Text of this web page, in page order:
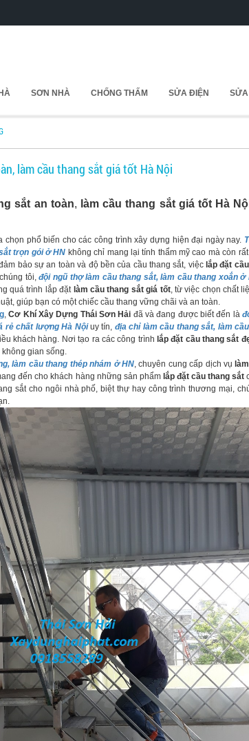
SƠN NHÀ CHỐNG THẤM SỬA ĐIỆN
làm cầu thang sắt giá tốt Hà Nội
sắt an toàn, làm cầu thang sắt giá tốt Hà
phổ biến cho các công trình xây dựng hiện đại ngày nay.
trọn gói ở HN không chỉ mang lại tính thẩm mỹ cao mà còn
bảo sự an toàn và độ bền của cầu thang sắt, việc lắp đặt
tôi,đội ngũ thợ làm cầu thang sắt, làm cầu thang xoắn ở
quá trình lắp đặtlàm cầu thang sắt giá tốt, từ việc chọn chất
giúp bạn có một chiếc cầu thang vững chãi và an toàn.
,Cơ Khí Xây Dựng Thái Sơn Hải đã và đang được biết đến là
rẻ chất lượng Hà Nộiuy tín, địa chỉ làm cầu thang sắt, làm
khách hàng. Nơi tạo ra các công trình lắp đặt cầu thang sắt
gian sống.
làm cầu thang thép nhám ở HN, chuyên cung cấp dịch vụ
đến cho khách hàng những sản phẩm lắp đặt cầu thang sắt
sắt cho ngôi nhà phố, biệt thự hay công trình thương mại,